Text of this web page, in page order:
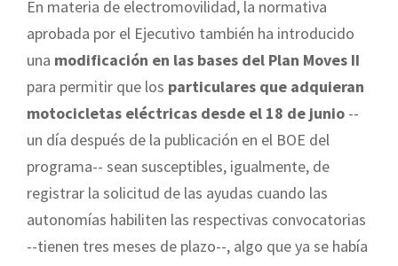
En materia de electromovilidad, la normativa
aprobada por el Ejecutivo también ha introducido
una modificación en las bases del Plan Moves II
para permitir que los particulares que adquieran
motocicletas eléctricas desde el 18 de junio --
un día después de la publicación en el BOE del
programa-- sean susceptibles, igualmente, de
registrar la solicitud de las ayudas cuando las
autonomías habiliten las respectivas convocatorias
--tienen tres meses de plazo--, algo que ya se había